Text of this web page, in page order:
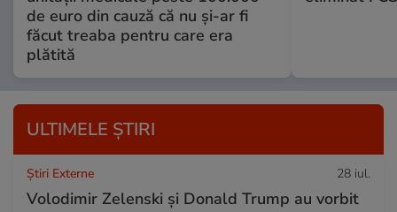
de euro din cauză că nu și-ar fi
făcut treaba pentru care era
plătită
ULTIMELE ȘTIRI
Știri Externe 28 iul.
Volodimir Zelenski și Donald Trump au vorbit